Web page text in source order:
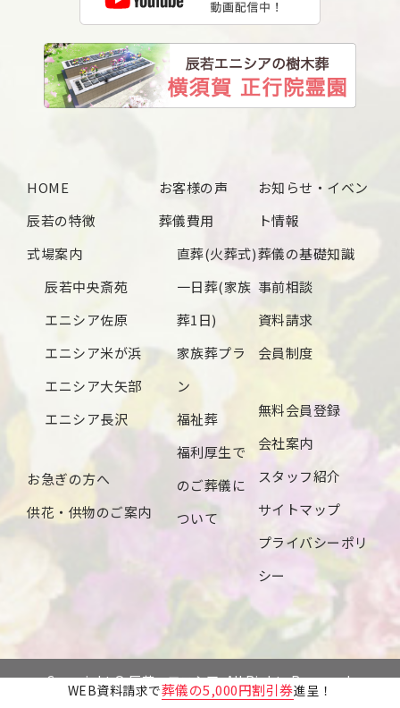
WEB資料請求で葬儀の5,000円割引券進呈！
HOME
辰若の特徴
式場案内
辰若中央斎苑
エニシア佐原
エニシア米が浜
エニシア大矢部
エニシア長沢
お急ぎの方へ
供花・供物のご案内
お客様の声
葬儀費用
直葬(火葬式)
一日葬(家族
葬1日)
家族葬プラ
ン
福祉葬
福利厚生で
のご葬儀に
ついて
お知らせ・イベン
ト情報
葬儀の基礎知識
事前相談
資料請求
会員制度
無料会員登録
会社案内
スタッフ紹介
サイトマップ
プライバシーポリ
シー
Copyright © 辰若・エニシア. All Rights Reserved.